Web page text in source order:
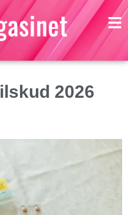
2026